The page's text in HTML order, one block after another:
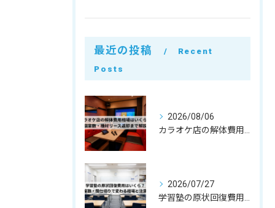
最近の投稿
Recent
Posts
2026/08/06
2026/07/27